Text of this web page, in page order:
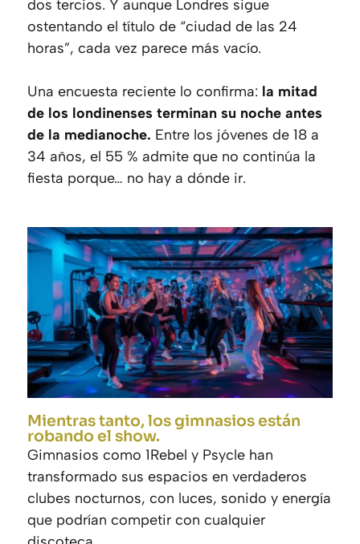
dos tercios. Y aunque Londres sigue
ostentando el título de “ciudad de las 24
horas”, cada vez parece más vacío.
Una encuesta reciente lo confirma: la mitad
de los londinenses terminan su noche antes
de la medianoche. Entre los jóvenes de 18 a
34 años, el 55 % admite que no continúa la
fiesta porque… no hay a dónde ir.
Mientras tanto, los gimnasios están
robando el show.
Gimnasios como 1Rebel y Psycle han
transformado sus espacios en verdaderos
clubes nocturnos, con luces, sonido y energía
que podrían competir con cualquier